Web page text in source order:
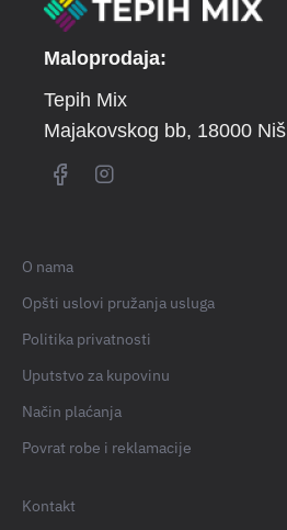
Maloprodaja:
Tepih Mix
Majakovskog bb, 18000 Niš
O nama
Opšti uslovi pružanja usluga
Politika privatnosti
Uputstvo za kupovinu
Način plaćanja
Povrat robe i reklamacije
Kontakt